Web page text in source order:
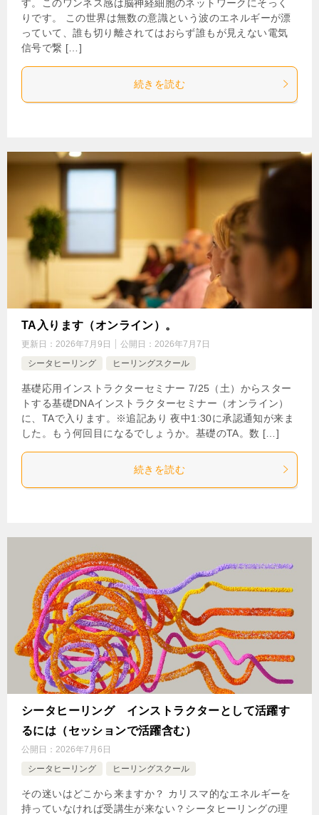
す。このワンネス感は脳神経細胞のネットワークにそっく
りです。 この世界は無数の意識という波のエネルギーが漂
っていて、誰も切り離されてはおらず誰もが見えない電気
信号で繋 […]
続きを読む
TA入ります（オンライン）。
更新日： 2026年7月9日 公開日： 2026年7月7日
シータヒーリング
ヒーリングスクール
基礎応用インストラクターセミナー 7/25（土）からスター
トする基礎DNAインストラクターセミナー（オンライン）
に、TAで入ります。※追記あり 夜中1:30に承認通知が来ま
した。もう何回目になるでしょうか。基礎のTA。数 […]
続きを読む
シータヒーリング インストラクターとして活躍す
るには（セッションで活躍含む）
公開日： 2026年7月6日
シータヒーリング
ヒーリングスクール
その迷いはどこから来ますか？ カリスマ的なエネルギーを
持っていなければ受講生が来ない？シータヒーリングの理